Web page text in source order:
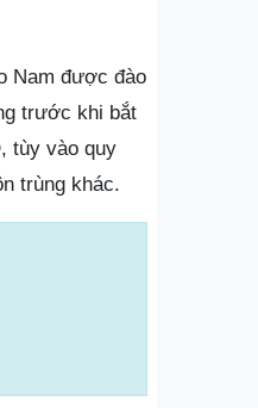
Nam được đào
trước khi bắt
tùy vào quy
trùng khác.